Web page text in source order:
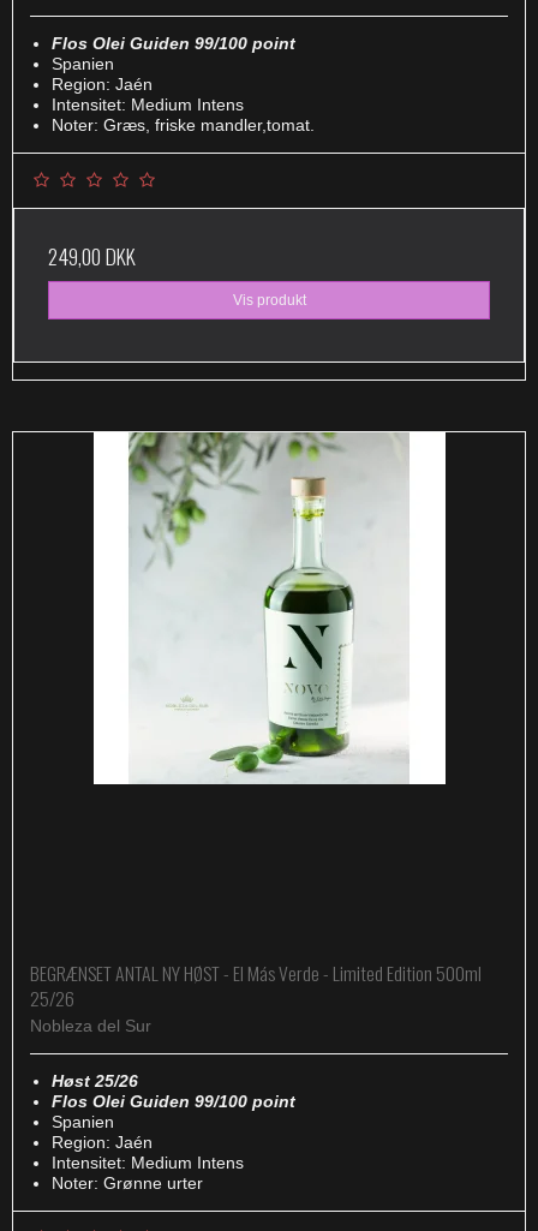
Flos Olei Guiden 99/100 point
Spanien
Region: Jaén
Intensitet: Medium Intens
Noter: Græs, friske mandler,tomat.
249,00 DKK
Vis produkt
BEGRÆNSET ANTAL NY HØST - El Más Verde - Limited Edition 500ml
25/26
Nobleza del Sur
Høst 25/26
Flos Olei Guiden 99/100 point
Spanien
Region: Jaén
Intensitet: Medium Intens
Noter: Grønne urter